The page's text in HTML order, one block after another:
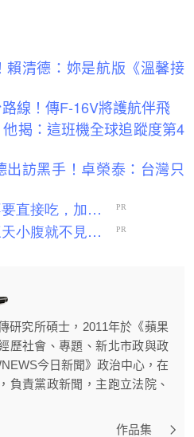
賴清德：妳是航版《溫馨接
線！傳F-16V將護航伴飛
揭：這班機全球追蹤度第4
訪黑手！卓榮泰：台灣只
研究所碩士，2011年於《蘋果
歷社會、專題、新北市政與政
今日新聞》政治中心，在
負責黨政新聞，主跑立法院、
作品集